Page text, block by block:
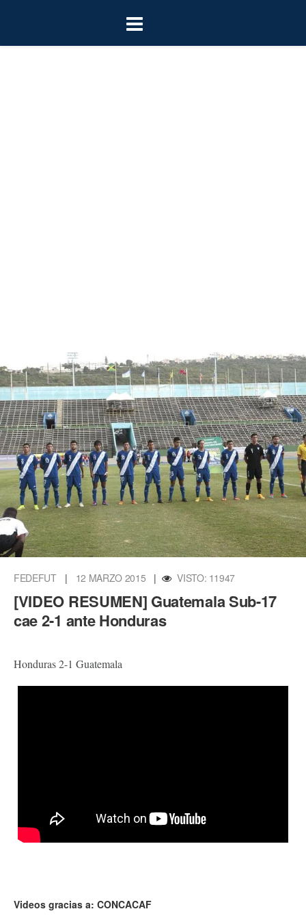
FEDEFUT | 12 MARZO 2015 | VISTO: 11947
[VIDEO RESUMEN] Guatemala Sub-17
cae 2-1 ante Honduras
Honduras 2-1 Guatemala
Videos gracias a: CONCACAF